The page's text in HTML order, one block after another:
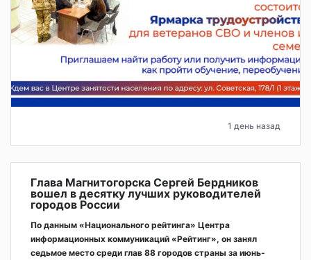
1 день назад
Глава Магнитогорска Сергей Бердников
вошел в десятку лучших руководителей
городов России
По данным «Национального рейтинга» Центра
информационных коммуникаций «Рейтинг», он занял
седьмое место среди глав 88 городов страны за июнь-